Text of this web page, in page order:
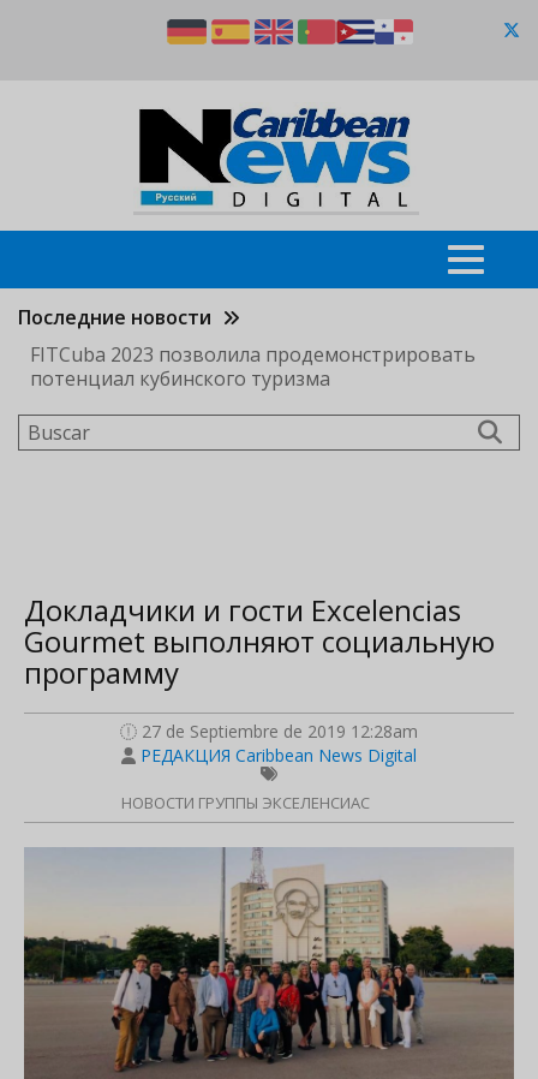
Последние новости
FITCuba 2023 позволила продемонстрировать
потенциал кубинского туризма
Buscar
Докладчики и гости Excelencias
Gourmet выполняют социальную
программу
27 de Septiembre de 2019 12:28am
РЕДАКЦИЯ Caribbean News Digital
НОВОСТИ ГРУППЫ ЭКСЕЛЕНСИАС